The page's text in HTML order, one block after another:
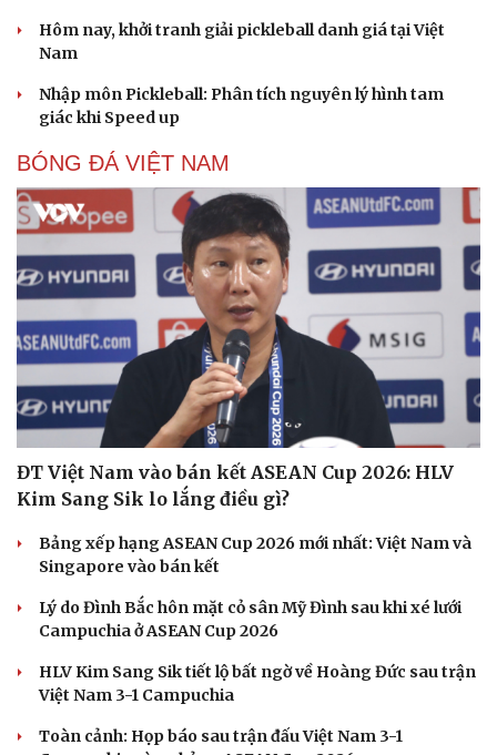
Hôm nay, khởi tranh giải pickleball danh giá tại Việt
Nam
Nhập môn Pickleball: Phân tích nguyên lý hình tam
giác khi Speed up
BÓNG ĐÁ VIỆT NAM
ĐT Việt Nam vào bán kết ASEAN Cup 2026: HLV
Kim Sang Sik lo lắng điều gì?
Bảng xếp hạng ASEAN Cup 2026 mới nhất: Việt Nam và
Singapore vào bán kết
Lý do Đình Bắc hôn mặt cỏ sân Mỹ Đình sau khi xé lưới
Campuchia ở ASEAN Cup 2026
HLV Kim Sang Sik tiết lộ bất ngờ về Hoàng Đức sau trận
Việt Nam 3-1 Campuchia
Toàn cảnh: Họp báo sau trận đấu Việt Nam 3-1